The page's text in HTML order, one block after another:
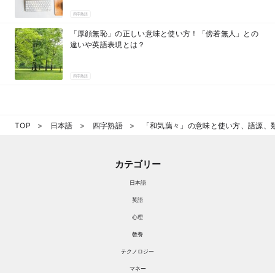
四字熟語
「厚顔無恥」の正しい意味と使い方！「傍若無人」との
違いや英語表現とは？
四字熟語
TOP 日本語 四字熟語 「和気藹々」の意味と使い方、語源
カテゴリー
日本語
英語
心理
教養
テクノロジー
マネー